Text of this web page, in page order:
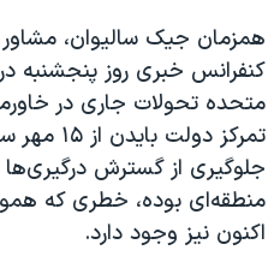
همزمان جیک سالیوان، مشاور
کنفرانس خبری روز پنجشنبه
متحده تحولات جاری در
تمرکز
جلوگیری از گسترش
منطقه‌ای بوده، خطری که
اکنون نیز وجود دارد.